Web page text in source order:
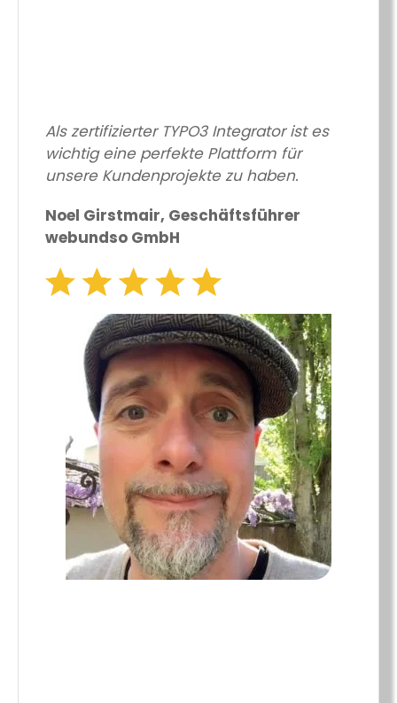
Als zertifizierter TYPO3 Integrator ist es
wichtig eine perfekte Plattform für
unsere Kundenprojekte zu haben.
Noel Girstmair, Geschäftsführer
webundso GmbH